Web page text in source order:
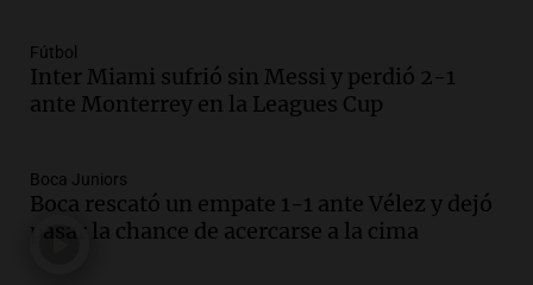
Audio.El orgullo y el sueño argentino de
Jorge Messi en una entrevista con Rony
Episodios
Audio.El abuelo de Agostina Vega, tras
Fútbol
Inter Miami sufrió sin Messi y perdió 2-1
ante Monterrey en la Leagues Cup
Boca Juniors
Boca rescató un empate 1-1 ante Vélez y dejó
pasar la chance de acercarse a la cima